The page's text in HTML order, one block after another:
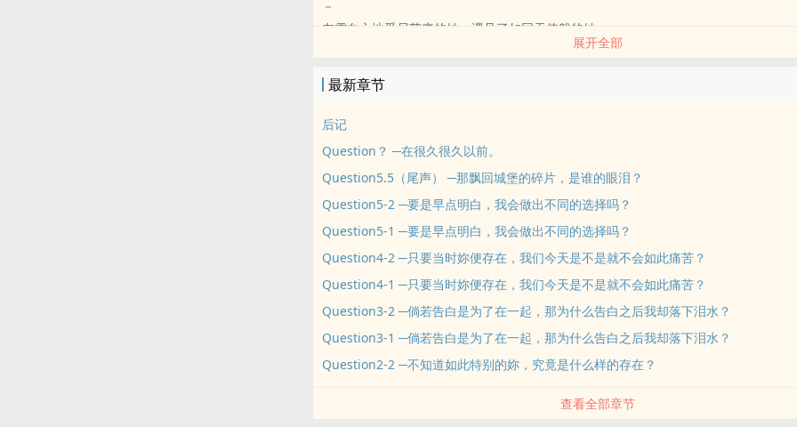
－
在雪白之地受尽苦痛的她，遇见了如同天使般的她。
那一年的她们单纯无知，可她们却已深深记住了彼此。
那都无所谓。
－
即使我们曾经无比亲近，却不是能牵手相伴的关系。
－
倘若她能早点明白，或许最后的她们依然能够携手相伴。
可惜，已经没有如果了。
展开全部
最新章节
后记
Question？ ─在很久很久以前。
Question5.5（尾声） ─那飘回城堡的碎片，是谁的眼泪？
Question5-2 ─要是早点明白，我会做出不同的选择吗？
Question5-1 ─要是早点明白，我会做出不同的选择吗？
Question4-2 ─只要当时妳便存在，我们今天是不是就不会如此痛苦？
Question4-1 ─只要当时妳便存在，我们今天是不是就不会如此痛苦？
Question3-2 ─倘若告白是为了在一起，那为什么告白之后我却落下泪水？
Question3-1 ─倘若告白是为了在一起，那为什么告白之后我却落下泪水？
Question2-2 ─不知道如此特别的妳，究竟是什么样的存在？
查看全部章节